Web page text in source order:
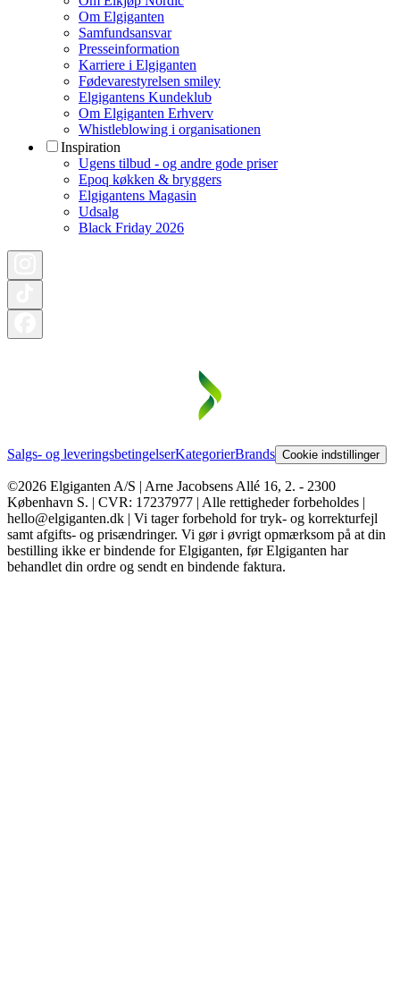
Om Elgiganten
Samfundsansvar
Presseinformation
Karriere i Elgiganten
Fødevarestyrelsen smiley
Elgigantens Kundeklub
Om Elgiganten Erhverv
Whistleblowing i organisationen
Inspiration
Ugens tilbud - og andre gode priser
Epoq køkken & bryggers
Elgigantens Magasin
Udsalg
Black Friday 2026
Salgs- og leveringsbetingelserKategorierBrands Cookie indstillinger
©2026 Elgiganten A/S | Arne Jacobsens Allé 16, 2. - 2300
København S. | CVR: 17237977 | Alle rettigheder forbeholdes |
hello@elgiganten.dk | Vi tager forbehold for tryk- og korrekturfejl
samt afgifts- og prisændringer. Vi gør i øvrigt opmærksom på at din
bestilling ikke er bindende for Elgiganten, før Elgiganten har
behandlet din ordre og sendt en bindende faktura.